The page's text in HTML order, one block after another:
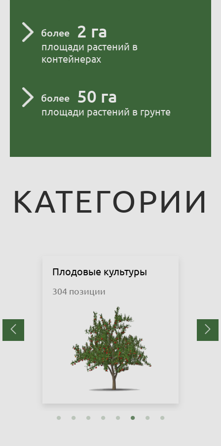
более 2 га
площади растений в
контейнерах
более 50 га
площади растений в грунте
КАТЕГОРИИ
Розы
287 позиций